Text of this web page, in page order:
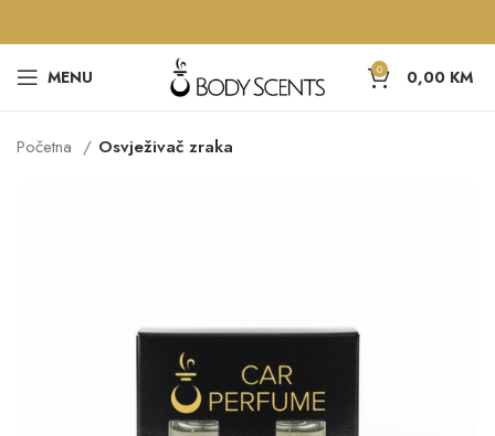
MENU 0 0,00 KM
Početna Osvježivač zraka